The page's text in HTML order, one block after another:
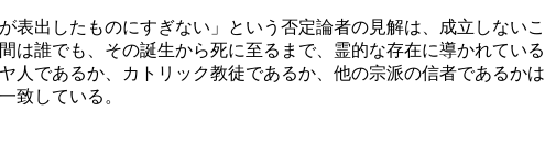
出したものにすぎない」という否定論者の見解は、成立しない
は誰でも、その誕生から死に至るまで、霊的な存在に導かれてい
であるか、カトリック教徒であるか、他の宗派の信者であるか
致している。